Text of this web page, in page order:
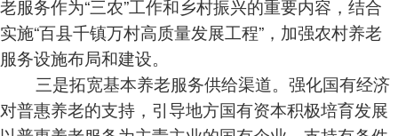
老服务作为“三农”工作和乡村振兴的重要内容，结合
实施“百县千镇万村高质量发展工程”，加强农村养老
服务设施布局和建设。
三是拓宽基本养老服务供给渠道。强化国有经济
对普惠养老的支持，引导地方国有资本积极培育发展